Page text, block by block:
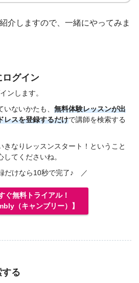
介しますので、一緒にやってみま
グイン
ンします。
ないかたも、 無料体験レッスンが出
レスを登録するだけで講師を検索する
なりレッスンスタート！ということ
てくださいね。
だけなら10秒で完了♪ ／
ぐ無料トライアル！
（キャンブリー）】
る